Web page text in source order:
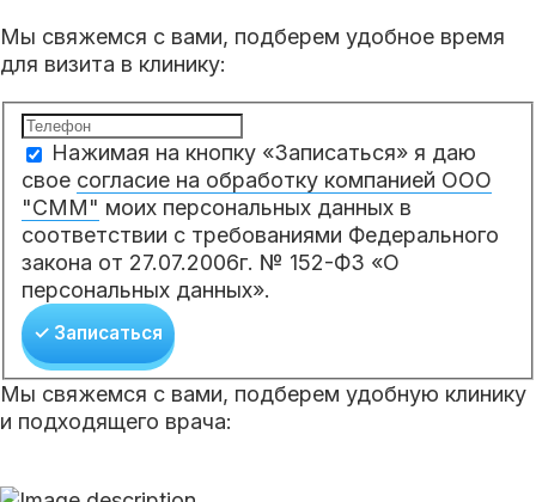
Мы свяжемся с вами, подберем удобное время
для визита в клинику:
Нажимая на кнопку «Записаться» я даю
свое согласие на обработку компанией ООО
"СММ" моих персональных данных в
соответствии с требованиями Федерального
закона от 27.07.2006г. № 152-ФЗ «О
персональных данных».
✓ Записаться
Мы свяжемся с вами, подберем удобную клинику
и подходящего врача: